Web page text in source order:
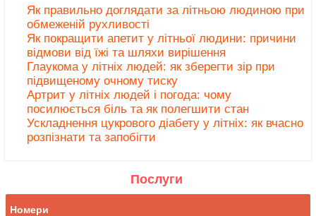
Як правильно доглядати за літньою людиною при
обмеженій рухливості
Як покращити апетит у літньої людини: причини
відмови від їжі та шляхи вирішення
Глаукома у літніх людей: як зберегти зір при
підвищеному очному тиску
Артрит у літніх людей і погода: чому
посилюється біль та як полегшити стан
Ускладнення цукрового діабету у літніх: як вчасно
розпізнати та запобігти
Послуги
Номери